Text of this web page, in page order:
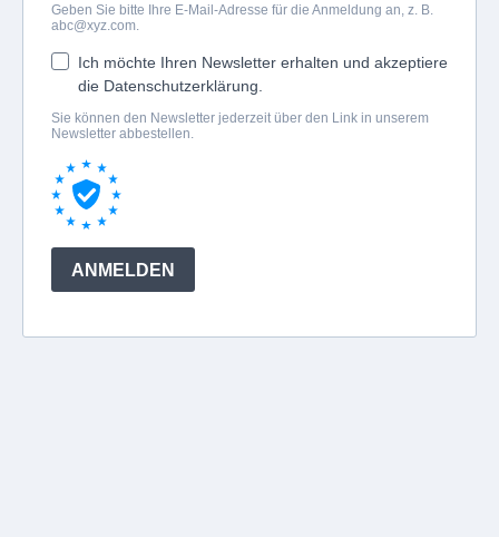
Geben Sie bitte Ihre E-Mail-Adresse für die Anmeldung an, z. B.
abc@xyz.com.
Ich möchte Ihren Newsletter erhalten und akzeptiere
die Datenschutzerklärung.
Sie können den Newsletter jederzeit über den Link in unserem
Newsletter abbestellen.
ANMELDEN